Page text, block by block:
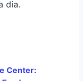
dia.
Center: